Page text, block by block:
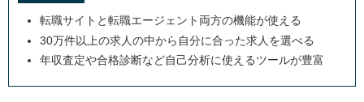
転職サイトと転職エージェント両方の機能が使える
30万件以上の求人の中から自分に合った求人を選べる
年収査定や合格診断など自己分析に使えるツールが豊富